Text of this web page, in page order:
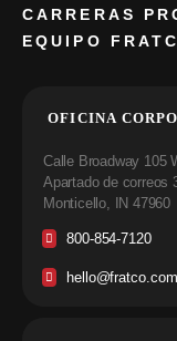
CARRERAS
EQUIPO
OFICINA
Calle Broadway 105
Apartado de correos
Monticello, IN 47960
800-854-7120
hello@fratco.com